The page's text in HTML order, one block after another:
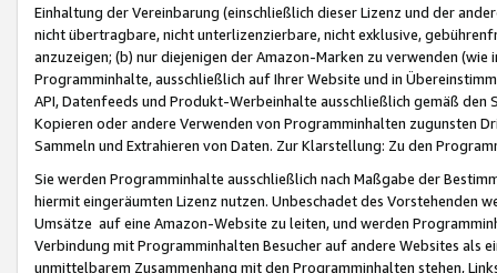
Einhaltung der Vereinbarung (einschließlich dieser Lizenz und der
nicht übertragbare, nicht unterlizenzierbare, nicht exklusive,
anzuzeigen; (b) nur diejenigen der Amazon-Marken zu verwenden
Programminhalte, ausschließlich auf Ihrer Website und in
API, Datenfeeds und Produkt-Werbeinhalte ausschließlich gemäß
Kopieren oder andere Verwenden von Programminhalten zugunsten
Sammeln und Extrahieren von Daten. Zur Klarstellung: Zu den
Sie werden Programminhalte ausschließlich nach Maßgabe der
hiermit eingeräumten Lizenz nutzen. Unbeschadet des Vorstehenden
Umsätze auf eine Amazon-Website zu leiten, und werden
Verbindung mit Programminhalten Besucher auf andere Websites als
unmittelbarem Zusammenhang mit den Programminhalten stehen,